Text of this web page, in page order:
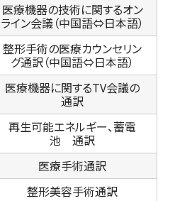
医療機器の技術に関するオン
ライン会議（中国語⇔日本語）
整形手術の医療カウンセリン
グ通訳（中国語⇔日本語）
医療機器に関するTV会議の
通訳
再生可能エネルギー、蓄電
池 通訳
医療手術通訳
整形美容手術通訳